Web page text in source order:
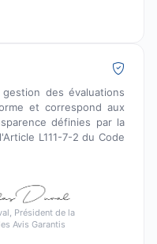
des évaluations
et correspond aux
définies par la
L111-7-2 du Code
Président de la
Avis Garantis